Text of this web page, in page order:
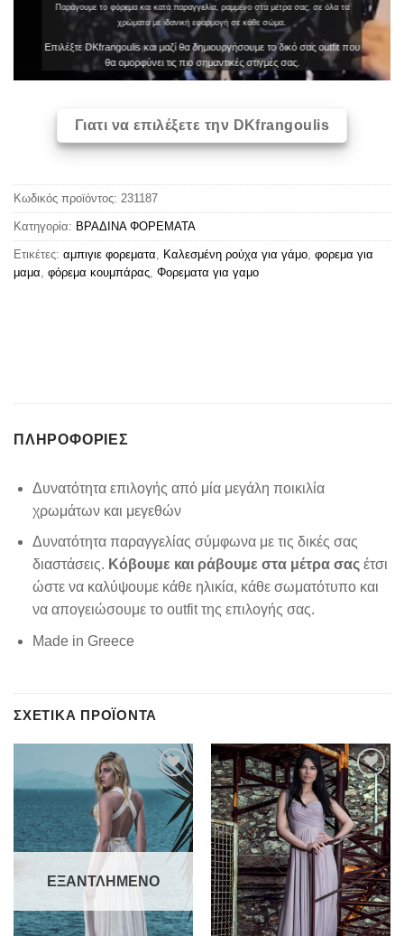
Παράγουμε το φόρεμα και κατά παραγγελία, ραμμένο στα μέτρα σας, σε όλα τα
χρώματα με ιδανική εφαρμογή σε κάθε σώμα.
Επιλέξτε DKfrangoulis και μαζί θα δημιουργήσουμε το δικό σας outfit που
θα ομορφύνει τις πιο σημαντικές στιγμές σας.
Γιατι να επιλέξετε την DKfrangoulis
Κωδικός προϊόντος: 231187
Κατηγορία: ΒΡΑΔΙΝΑ ΦΟΡΕΜΑΤΑ
Ετικέτες: αμπιγιε φορεματα Καλεσμένη ρούχα για γάμο φορεμα για
μαμα φόρεμα κουμπάρας Φορεματα για γαμο
ΠΛΗΡΟΦΟΡΊΕΣ
Δυνατότητα επιλογής από μία μεγάλη ποικιλία
χρωμάτων και μεγεθών
Δυνατότητα παραγγελίας σύμφωνα με τις δικές σας
διαστάσεις. Κόβουμε και ράβουμε στα μέτρα σας έτσι
ώστε να καλύψουμε κάθε ηλικία, κάθε σωματότυπο και
να απογειώσουμε το outfit της επιλογής σας.
Made in Greece
ΣΧΕΤΙΚΆ ΠΡΟΪΌΝΤΑ
Add to
wishlist
ΕΞΑΝΤΛΗΜΈΝΟ
Add to
wishlist